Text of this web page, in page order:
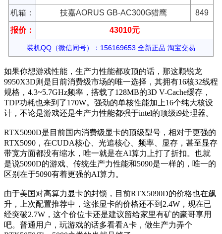
机箱： 技嘉AORUS GB-AC300G猎鹰 849
报价： 43010元
装机QQ（微信同号）：156169653 全新正品 淘宝交易
如果你想游戏性能，生产力性能都攻顶的话，那这颗锐龙
9950X3D则是目前消费级市场的唯一选择，其拥有16核32线程
规格，4.3~5.7GHz频率，搭载了128MB的3D V-Cache缓存，
TDP功耗也来到了170W。强劲的单核性能加上16个纯大核设
计，不论是游戏还是生产力性能都强于intel的顶级i9处理器。
RTX5090D是目前国内消费级显卡的顶级型号，相对于更强的
RTX5090，在CUDA核心、光追核心、频率、显存，甚至显存
带宽方面都没有缩水，唯一就是在AI算力上打了折扣。也就
是说5090D的游戏、传统生产力性能和5090是一样的，唯一的
区别在于5090有着更强的AI算力。
由于美国对高算力显卡的封锁，目前RTX5090D的价格也在飙
升，上次配置推荐中，这张显卡的价格还不到2.4W，现在已
经突破2.7W，这个价位卡还是建议留给家里有矿的豪哥享用
吧。普通用户，玩游戏的话多看看A卡，做生产力弄个